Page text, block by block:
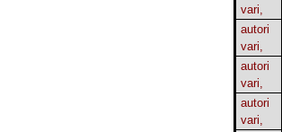
vari,
autori
vari,
autori
vari,
autori
vari,